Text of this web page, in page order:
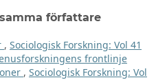
författare
, Sociologisk Forskning: Vol 41
frontlinje
, Sociologisk Forskning: Vol